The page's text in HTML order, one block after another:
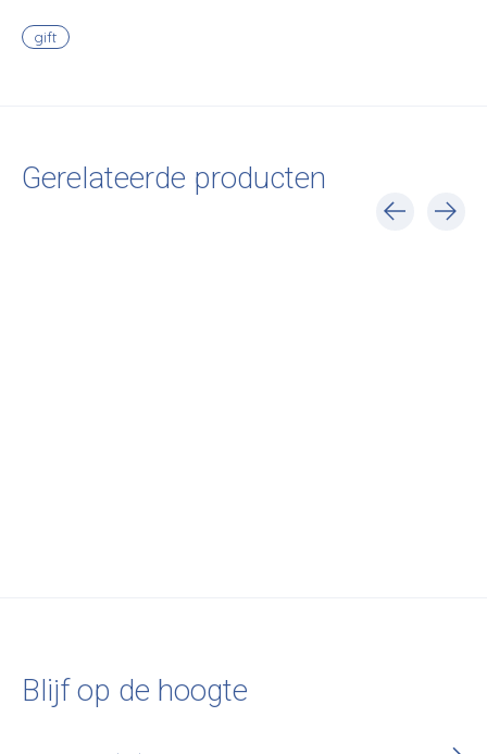
gift
Gerelateerde producten
Blijf op de hoogte